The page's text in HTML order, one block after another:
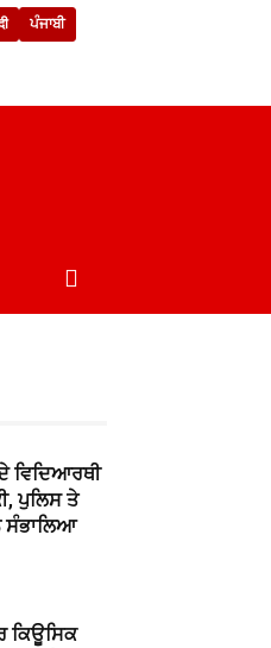
ਪੰਜਾਬੀ
ਵਿਦਿਆਰਥੀ
ਪੁਲਿਸ ਤੇ
ਕਿਊਸਿਕ